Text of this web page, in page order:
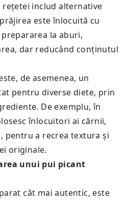
includ alternative
este înlocuită cu
la aburi,
dar reducând conținutul
de asemenea, un
pentru diverse diete, prin
De exemplu, în
înlocuitori ai cărnii,
pentru a recrea textura și
originale.
unui pui picant
cât mai autentic, este